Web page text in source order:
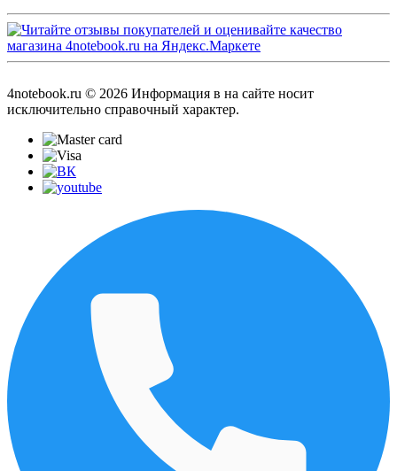
4notebook.ru © 2026 Информация в на сайте носит
исключительно справочный характер.